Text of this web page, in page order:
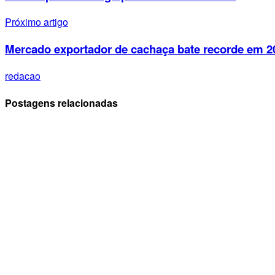
Próximo artigo
Mercado exportador de cachaça bate recorde em
redacao
Postagens relacionadas